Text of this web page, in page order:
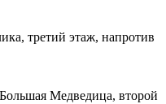
третий этаж, напротив
Медведица, второй